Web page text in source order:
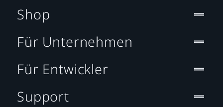
Shop
Für Unternehmen
Für Entwickler
Support